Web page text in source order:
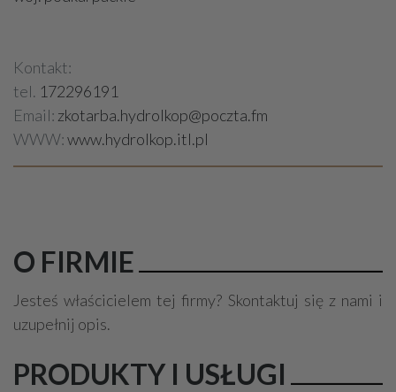
Kontakt:
tel. 172296191
Email: zkotarba.hydrolkop@poczta.fm
WWW:www.hydrolkop.itl.pl
O FIRMIE
Jesteś właścicielem tej firmy? Skontaktuj się z nami i
uzupełnij opis.
PRODUKTY I USŁUGI